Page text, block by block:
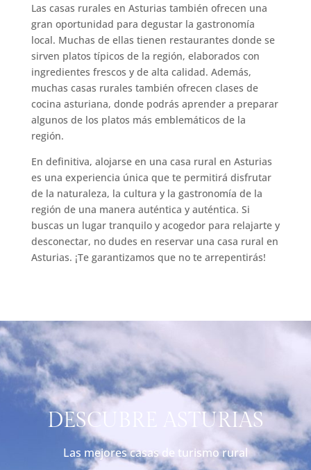
Las casas rurales en Asturias también ofrecen una
gran oportunidad para degustar la gastronomía
local. Muchas de ellas tienen restaurantes donde se
sirven platos típicos de la región, elaborados con
ingredientes frescos y de alta calidad. Además,
muchas casas rurales también ofrecen clases de
cocina asturiana, donde podrás aprender a preparar
algunos de los platos más emblemáticos de la
región.
En definitiva, alojarse en una casa rural en Asturias
es una experiencia única que te permitirá disfrutar
de la naturaleza, la cultura y la gastronomía de la
región de una manera auténtica y auténtica. Si
buscas un lugar tranquilo y acogedor para relajarte y
desconectar, no dudes en reservar una casa rural en
Asturias. ¡Te garantizamos que no te arrepentirás!
DESCUBRE ASTURIAS
Las mejores casas de turismo rural